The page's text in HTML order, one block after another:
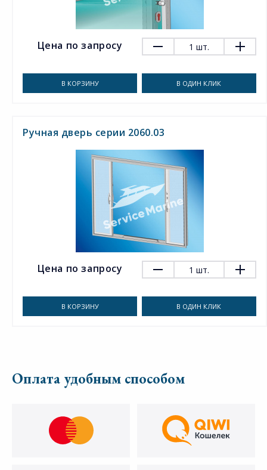
Цена по запросу 1 шт.
В КОРЗИНУ В ОДИН КЛИК
Ручная дверь серии 2060.03
Цена по запросу 1 шт.
В КОРЗИНУ В ОДИН КЛИК
Оплата удобным способом